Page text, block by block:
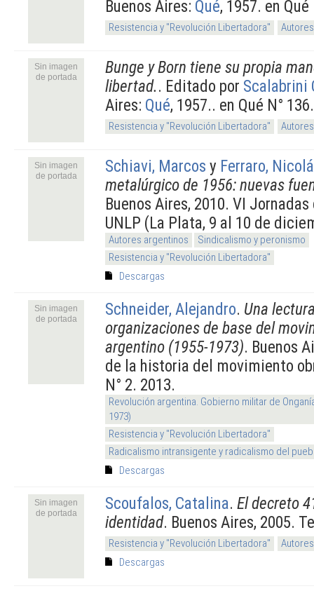
Buenos Aires: Qué, 1957. en
Resistencia y "Revolución Libertadora"
Sin imagen
de portada
Bunge y Born tiene su propia
libertad.. Editado por Scalabrini
Aires: Qué, 1957.. en Qué N°
Resistencia y "Revolución Libertadora"
Sin imagen
de portada
Schiavi, Marcos y Ferraro,
metalúrgico de 1956: nuevas
Buenos Aires, 2010. VI
UNLP (La Plata, 9 al 10 de
Autores argentinos
Sindicalismo y peronismo
Resistencia y "Revolución Libertadora"
Descargas
Sin imagen
de portada
Schneider, Alejandro. Una
organizaciones de base del
argentino (1955-1973). Buenos
de la historia del movimiento
N° 2. 2013.
Revolución argentina. Gobierno militar de
1973)
Resistencia y "Revolución Libertadora"
Radicalismo intransigente y radicalismo del
Descargas
Sin imagen
de portada
Scoufalos, Catalina. El decreto
identidad. Buenos Aires, 2005.
Resistencia y "Revolución Libertadora"
Descargas